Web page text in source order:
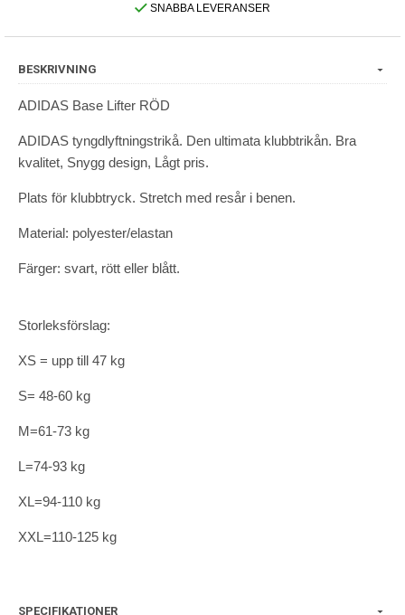
SNABBA LEVERANSER
BESKRIVNING
ADIDAS Base Lifter RÖD
ADIDAS tyngdlyftningstrikå. Den ultimata klubbtrikån. Bra
kvalitet, Snygg design, Lågt pris.
Plats för klubbtryck. Stretch med resår i benen.
Material: polyester/elastan
Färger: svart, rött eller blått.
Storleksförslag:
XS = upp till 47 kg
S= 48-60 kg
M=61-73 kg
L=74-93 kg
XL=94-110 kg
XXL=110-125 kg
SPECIFIKATIONER